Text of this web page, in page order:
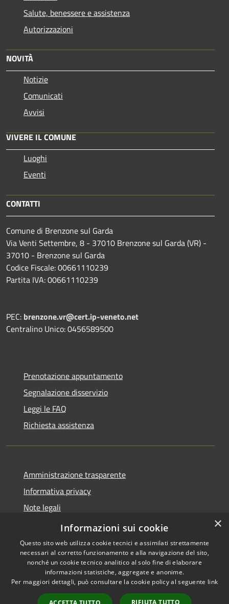
Salute, benessere e assistenza
Autorizzazioni
NOVITÀ
Notizie
Comunicati
Avvisi
VIVERE IL COMUNE
Luoghi
Eventi
CONTATTI
Comune di Brenzone sul Garda
Via Venti Settembre, 8 - 37010 Brenzone sul Garda (VR) -
37010 - Brenzone sul Garda
Codice Fiscale: 00661110239
Partita IVA: 00661110239
PEC: brenzone.vr@cert.ip-veneto.net
Centralino Unico: 0456589500
Prenotazione appuntamento
Segnalazione disservizio
Leggi le FAQ
Richiesta assistenza
Amministrazione trasparente
Informativa privacy
Note legali
Dichiarazione di accessibilità
Accessibilità
Copyright © 2026 • Comune di
Brenzone sul Garda • Powered
byMunicipium Accesso
×
Informazioni sui cookie
Questo sito web utilizza cookie tecnici e assimilati strettamente
necessari al corretto funzionamento e alla navigazione del sito,
nonché un cookie tecnico analitico al solo fine di elaborare
informazioni statistiche, aggregate e anonime.
Per maggiori dettagli, può consultare la cookie policy al seguente link
RIFIUTA TUTTO